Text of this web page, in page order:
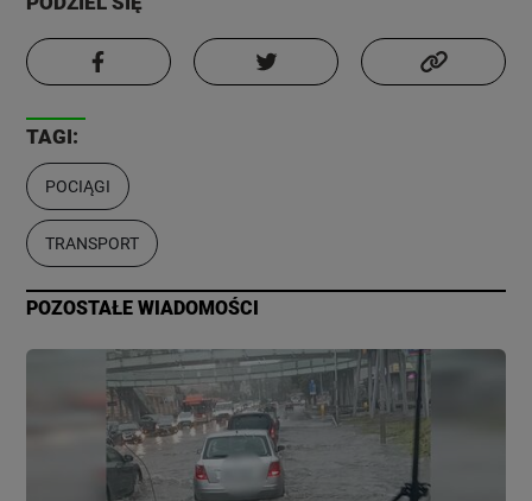
TAGI:
POCIĄGI
TRANSPORT
POZOSTAŁE WIADOMOŚCI